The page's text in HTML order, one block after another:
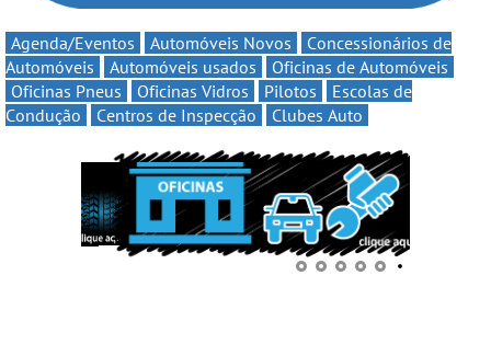
Agenda/Eventos Automóveis Novos
Concessionários de
Automóveis
Automóveis usados
Oficinas de Automóveis
Oficinas Pneus
Oficinas Vidros Pilotos
Escolas de
Condução
Centros de Inspecção Clubes Auto